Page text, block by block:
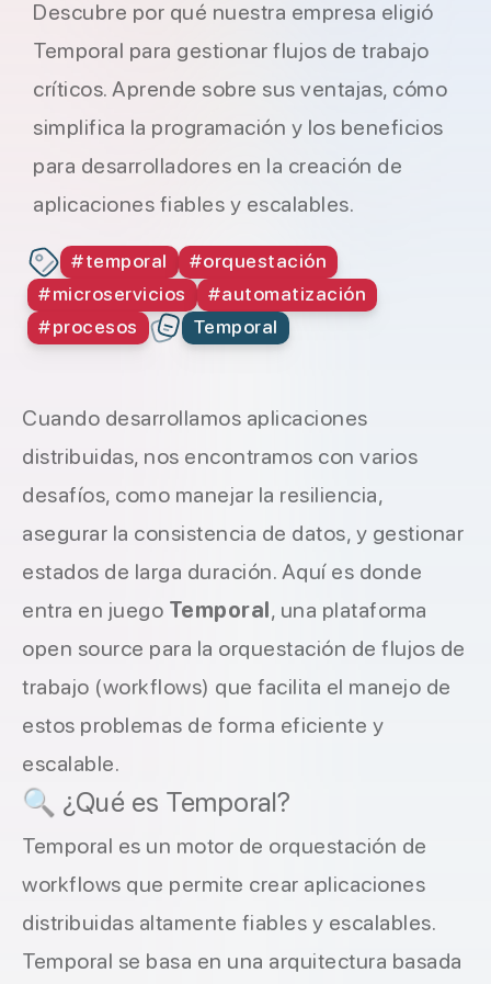
Descubre por qué nuestra empresa eligió
Temporal para gestionar flujos de trabajo
críticos. Aprende sobre sus ventajas, cómo
simplifica la programación y los beneficios
para desarrolladores en la creación de
aplicaciones fiables y escalables.
#temporal #orquestación
#microservicios #automatización
#procesos Temporal
Cuando desarrollamos aplicaciones
distribuidas, nos encontramos con varios
desafíos, como manejar la resiliencia,
asegurar la consistencia de datos, y gestionar
estados de larga duración. Aquí es donde
entra en juego Temporal, una plataforma
open source para la orquestación de flujos de
trabajo (workflows) que facilita el manejo de
estos problemas de forma eficiente y
escalable.
🔍 ¿Qué es Temporal?
Temporal es un motor de orquestación de
workflows que permite crear aplicaciones
distribuidas altamente fiables y escalables.
Temporal se basa en una arquitectura basada